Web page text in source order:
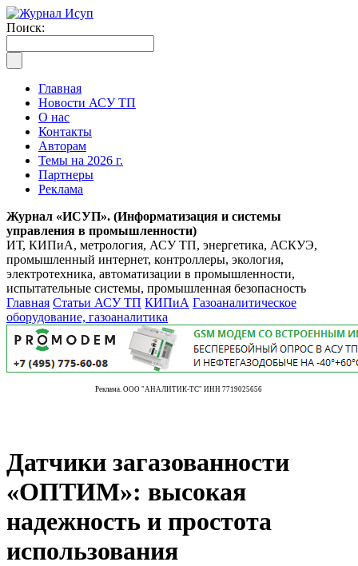
Поиск:
Главная
Новости АСУ ТП
О нас
Контакты
Авторам
Темы на 2026 г.
Партнеры
Реклама
Журнал «ИСУП». (Информатизация и системы
управления в промышленности)
ИТ, КИПиА, метрология, АСУ ТП, энергетика, АСКУЭ,
промышленный интернет, контроллеры, экология,
электротехника, автоматизации в промышленности,
испытательные системы, промышленная безопасность
Главная Статьи АСУ ТП КИПиА Газоаналитическое
оборудование, газоаналитика
Реклама. ООО "АНАЛИТИК-ТС" ИНН 7719025656
Датчики загазованности
«ОПТИМ»: высокая
надежность и простота
использования